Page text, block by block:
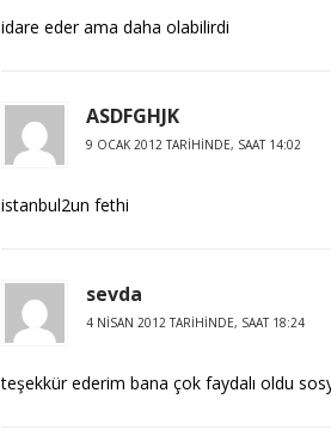
idare eder ama daha olabilirdi
ASDFGHJK
9 OCAK 2012 TARIHINDE, SAAT 14:02
istanbul2un fethi
sevda
4 NISAN 2012 TARIHINDE, SAAT 18:24
teşekkür ederim bana çok faydalı oldu